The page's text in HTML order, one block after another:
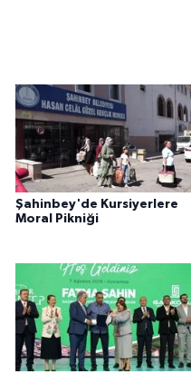
Şahinbey'de Kursiyerlere
Moral Pikniği